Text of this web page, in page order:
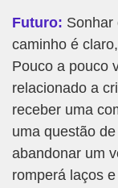
Futuro: Sonhar
caminho é
Pouco a pouco
relacionado a
receber uma
uma questão
abandonar um
romperá laços